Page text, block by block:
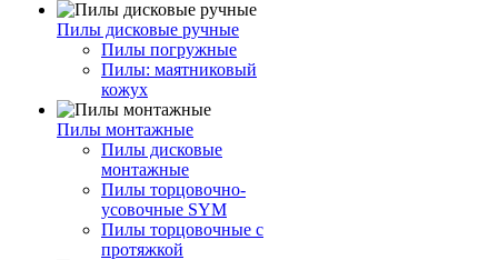
Пилы дисковые ручные
Пилы погружные
Пилы: маятниковый
кожух
Пилы монтажные
Пилы дисковые
монтажные
Пилы торцовочно-
усовочные SYM
Пилы торцовочные с
протяжкой